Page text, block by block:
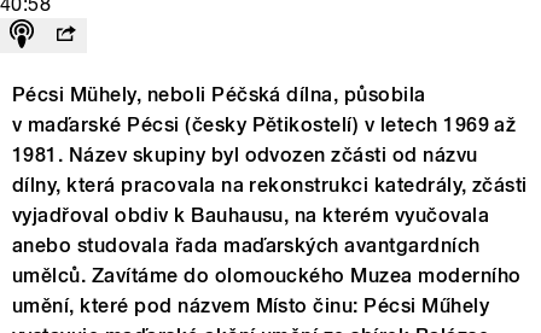
Pécsi Mühely, neboli Péčská dílna, působila
v maďarské Pécsi (česky Pětikostelí) v letech 1969 až
1981. Název skupiny byl odvozen zčásti od názvu
dílny, která pracovala na rekonstrukci katedrály, zčásti
vyjadřoval obdiv k Bauhausu, na kterém vyučovala
anebo studovala řada maďarských avantgardních
umělců. Zavítáme do olomouckého Muzea moderního
umění, které pod názvem Místo činu: Pécsi Műhely